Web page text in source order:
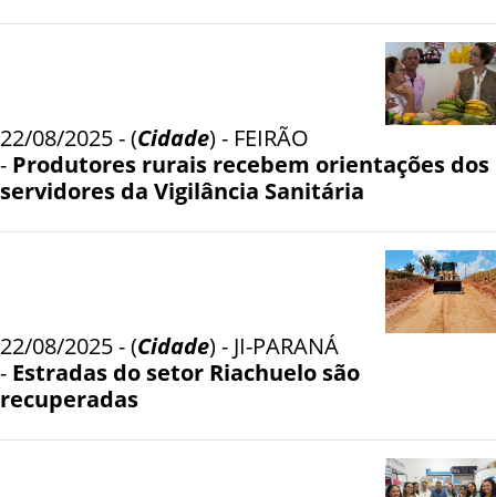
22/08/2025 - (Cidade) - FEIRÃO
- Produtores rurais recebem orientações dos
servidores da Vigilância Sanitária
22/08/2025 - (Cidade) - JI-PARANÁ
- Estradas do setor Riachuelo são
recuperadas